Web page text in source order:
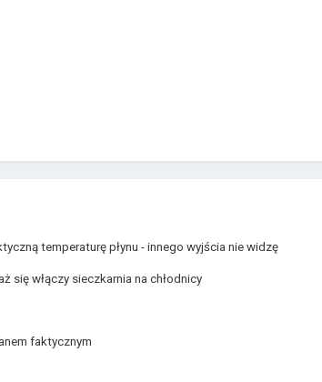
temperaturę płynu - innego wyjścia nie widzę
się włączy sieczkarnia na chłodnicy
faktycznym